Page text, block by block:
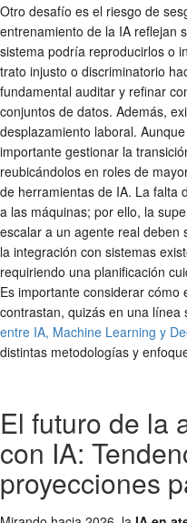
Otro desafío es el riesgo de
entrenamiento de la IA reflejan
sistema podría reproducirlos o
trato injusto o discriminatorio
fundamental auditar y refinar
conjuntos de datos. Además,
desplazamiento laboral.
importante gestionar la
reubicándolos en roles de
de herramientas de IA. La falta
a las máquinas; por ello, la
escalar a un agente real deben
la integración con sistemas
requiriendo una planificación
Es importante considerar
contrastan, quizás en una línea
entre IA, Machine Learning y
distintas metodologías y
El futuro de la
con IA:
proyecciones